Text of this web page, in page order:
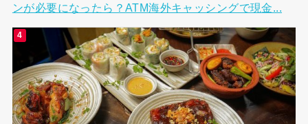
ンが必要になったら？ATM海外キャッシングで現金...